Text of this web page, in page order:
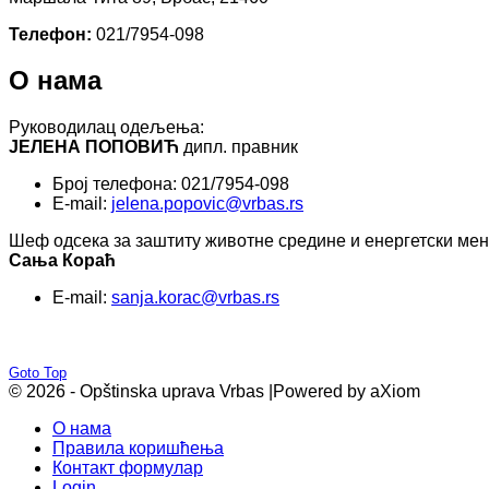
Телефон: 021/7954-098
О нама
Руководилац одељења:
ЈЕЛЕНА ПОПОВИЋ дипл. правник
Број телефона: 021/7954-098
E-mail: jelena.popovic@vrbas.rs
Шеф одсека за заштиту животне средине и енергетски
Сања Кораћ
E-mail: sanja.korac@vrbas.rs
Goto Top
© 2026 - Opštinska uprava Vrbas | Powered by aXiom
О нама
Правила коришћења
Контакт формулар